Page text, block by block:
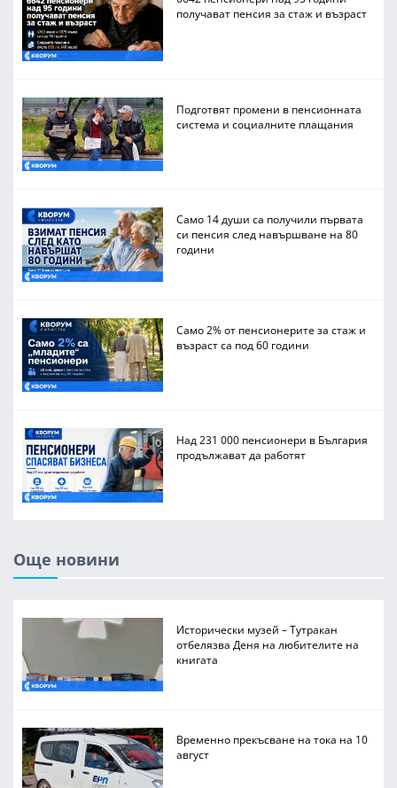
получават пенсия за стаж и възраст
Подготвят промени в пенсионната
система и социалните плащания
Само 14 души са получили първата
си пенсия след навършване на 80
години
Само 2% от пенсионерите за стаж и
възраст са под 60 години
Над 231 000 пенсионери в България
продължават да работят
Още новини
Исторически музей – Тутракан
отбелязва Деня на любителите на
книгата
Временно прекъсване на тока на 10
август